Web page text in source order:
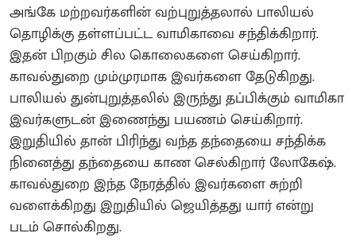
அங்கே மற்றவர்களின் வற்புறுத்தலால் பாலியல்
தொழிக்கு தள்ளப்பட்ட வாமிகாவை சந்திக்கிறார்.
இதன் பிறகும் சில கொலைகளை செய்கிறார்.
காவல்துறை மும்முரமாக இவர்களை தேடுகிறது.
பாலியல் துன்புறுத்தலில் இருந்து தப்பிக்கும் வாமிகா
இவர்களுடன் இணைந்து பயணம் செய்கிறார்.
இறுதியில் தான் பிரிந்து வந்த தந்தையை சந்திக்க
நினைத்து தந்தையை காண செல்கிறார் லோகேஷ்.
காவல்துறை இந்த நேரத்தில் இவர்களை சுற்றி
வளைக்கிறது இறுதியில் ஜெயித்தது யார் என்று
படம் சொல்கிறது.